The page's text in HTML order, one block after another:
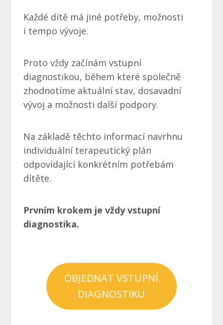
Každé dítě má jiné potřeby, možnosti
i tempo vývoje.
Proto vždy začínám vstupní
diagnostikou, během které společně
zhodnotíme aktuální stav, dosavadní
vývoj a možnosti další podpory.
Na základě těchto informací navrhnu
individuální terapeutický plán
odpovídající konkrétním potřebám
dítěte.
Prvním krokem je vždy vstupní
diagnostika.
OBJEDNAT VSTUPNÍ
DIAGNOSTIKU